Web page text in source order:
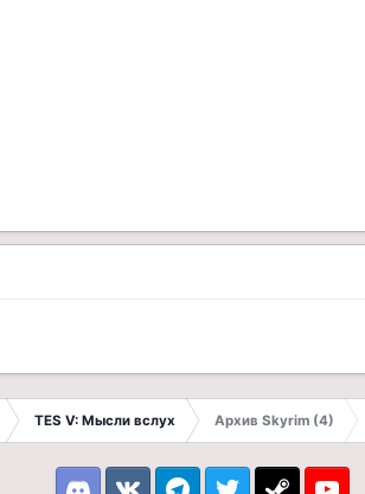
TES V: Мысли вслух Архив Skyrim (4)